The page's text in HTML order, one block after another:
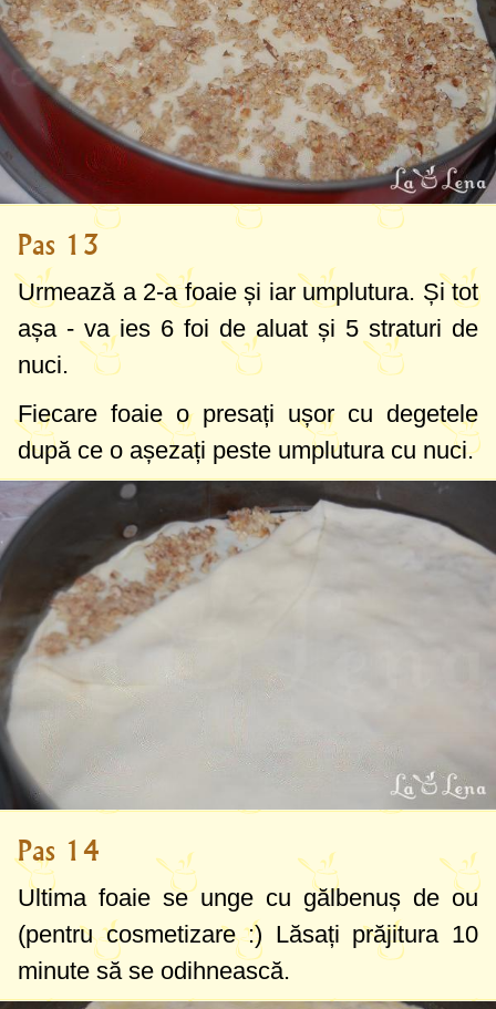
Pas 13
Urmează a 2-a foaie și iar umplutura. Și tot
așa - va ies 6 foi de aluat și 5 straturi de
nuci.
Fiecare foaie o presați ușor cu degetele
după ce o așezați peste umplutura cu nuci.
Pas 14
Ultima foaie se unge cu gălbenuș de ou
(pentru cosmetizare :) Lăsați prăjitura 10
minute să se odihnească.